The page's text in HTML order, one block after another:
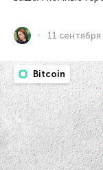
11 сентября
Bitcoin